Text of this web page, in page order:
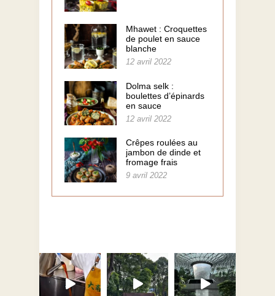
Mhawet : Croquettes
de poulet en sauce
blanche
12 avril 2022
Dolma selk :
boulettes d’épinards
en sauce
12 avril 2022
Crêpes roulées au
jambon de dinde et
fromage frais
9 avril 2022